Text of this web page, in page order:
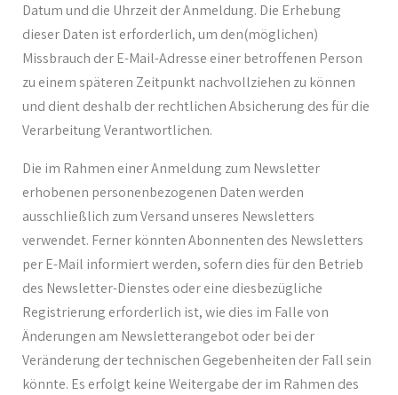
Datum und die Uhrzeit der Anmeldung. Die Erhebung
dieser Daten ist erforderlich, um den(möglichen)
Missbrauch der E-Mail-Adresse einer betroffenen Person
zu einem späteren Zeitpunkt nachvollziehen zu können
und dient deshalb der rechtlichen Absicherung des für die
Verarbeitung Verantwortlichen.
Die im Rahmen einer Anmeldung zum Newsletter
erhobenen personenbezogenen Daten werden
ausschließlich zum Versand unseres Newsletters
verwendet. Ferner könnten Abonnenten des Newsletters
per E-Mail informiert werden, sofern dies für den Betrieb
des Newsletter-Dienstes oder eine diesbezügliche
Registrierung erforderlich ist, wie dies im Falle von
Änderungen am Newsletterangebot oder bei der
Veränderung der technischen Gegebenheiten der Fall sein
könnte. Es erfolgt keine Weitergabe der im Rahmen des